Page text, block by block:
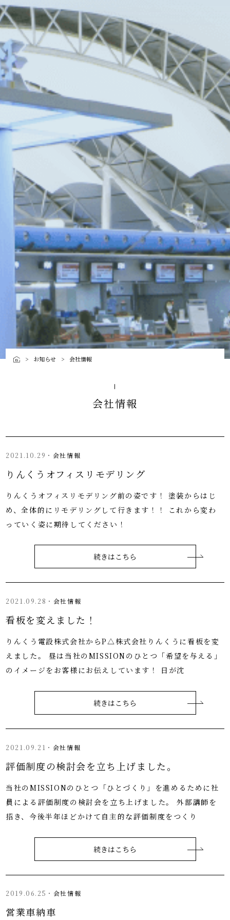
お知らせ 会社情報
会社情報
2021.10.29・ 会社情報
りんくうオフィスリモデリング
りんくうオフィスリモデリング前の姿です！ 塗装からはじ
め、全体的にリモデリングして行きます！！ これから変わ
っていく姿に期待してください！
続きはこちら
2021.09.28・ 会社情報
看板を変えました！
りんくう電設株式会社からP△株式会社りんくうに看板を変
えました。 昼は当社のMISSIONのひとつ「希望を与える」
のイメージをお客様にお伝えしています！ 日が沈
続きはこちら
2021.09.21・ 会社情報
評価制度の検討会を立ち上げました。
当社のMISSIONのひとつ「ひとづくり」を進めるために社
員による評価制度の検討会を立ち上げました。 外部講師を
招き、今後半年ほどかけて自主的な評価制度をつくり
続きはこちら
2019.06.25・ 会社情報
営業車納車